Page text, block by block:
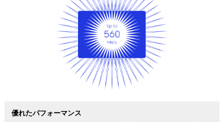
優れたパフォーマンス